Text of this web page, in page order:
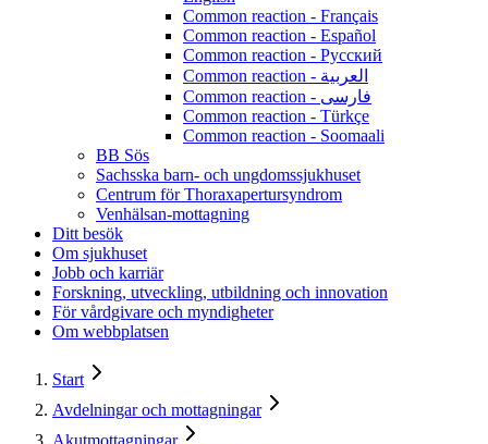
Common reaction - Français
Common reaction - Español
Common reaction - Pусский
Common reaction - العربية
Common reaction - فارسی
Common reaction - Türkçe
Common reaction - Soomaali
BB Sös
Sachsska barn- och ungdomssjukhuset
Centrum för Thoraxapertursyndrom
Venhälsan-mottagning
Ditt besök
Om sjukhuset
Jobb och karriär
Forskning, utveckling, utbildning och innovation
För vårdgivare och myndigheter
Om webbplatsen
Start
Avdelningar och mottagningar
Akutmottagningar